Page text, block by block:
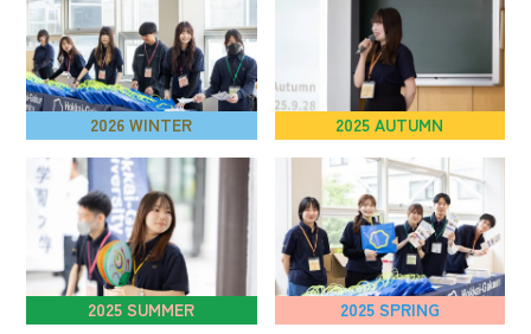
2026 WINTER 2025 AUTUMN
2025 SUMMER 2025 SPRING